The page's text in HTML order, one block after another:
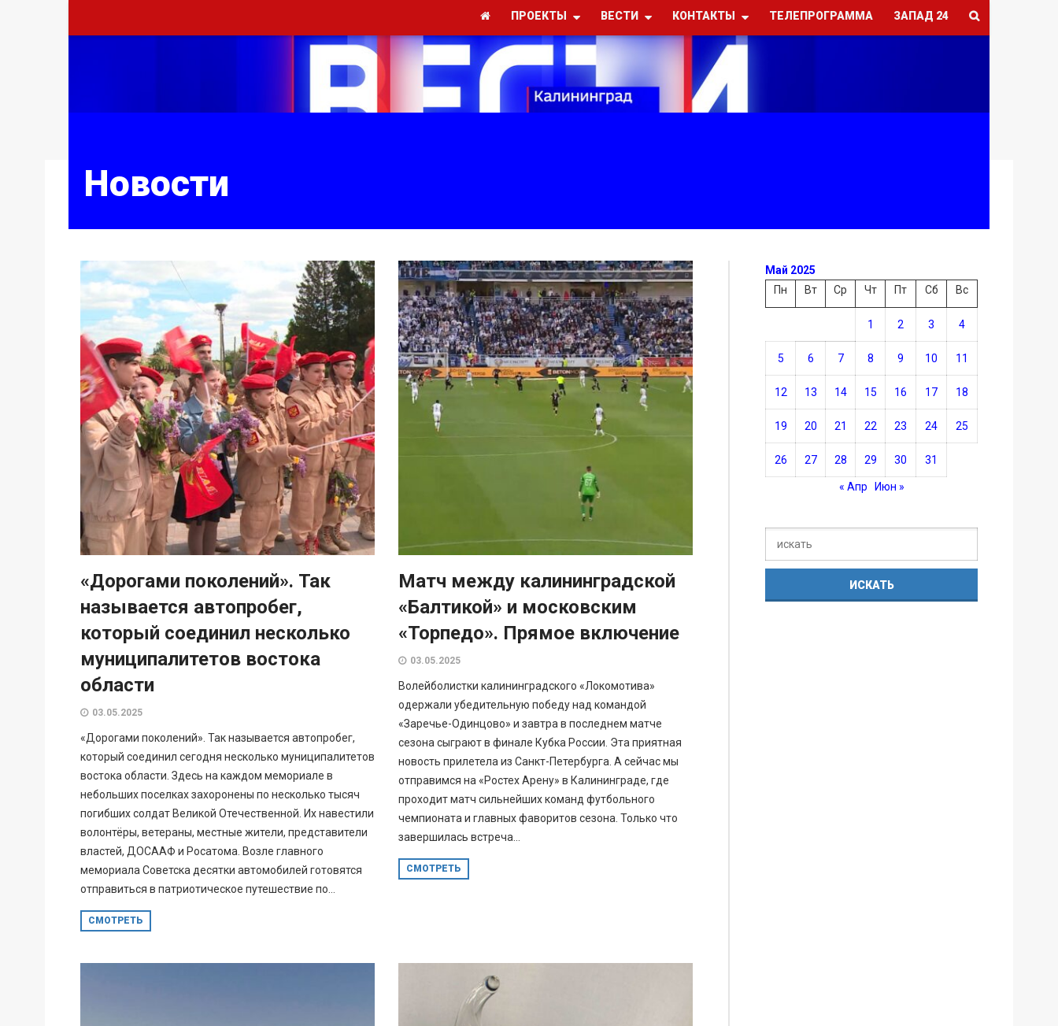
ПРОЕКТЫ ВЕСТИ КОНТАКТЫ ТЕЛЕПРОГРАММА ЗАПАД 24
Новости
«Дорогами поколений». Так
называется автопробег,
который соединил несколько
муниципалитетов востока
области
03.05.2025
«Дорогами поколений». Так называется автопробег,
который соединил сегодня несколько муниципалитетов
востока области. Здесь на каждом мемориале в
небольших поселках захоронены по несколько тысяч
погибших солдат Великой Отечественной. Их навестили
волонтёры, ветераны, местные жители, представители
властей, ДОСААФ и Росатома. Возле главного
мемориала Советска десятки автомобилей готовятся
отправиться в патриотическое путешествие по...
СМОТРЕТЬ
Матч между калининградской
«Балтикой» и московским
«Торпедо». Прямое включение
03.05.2025
Волейболистки калининградского «Локомотива»
одержали убедительную победу над командой
«Заречье-Одинцово» и завтра в последнем матче
сезона сыграют в финале Кубка России. Эта приятная
новость прилетела из Санкт-Петербурга. А сейчас мы
отправимся на «Ростех Арену» в Калининграде, где
проходит матч сильнейших команд футбольного
чемпионата и главных фаворитов сезона. Только что
завершилась встреча...
СМОТРЕТЬ
Май 2025
Пн
Вт Ср Чт Пт Сб Вс
1 2 3 4
5 6 7 8 9 10 11
12 13 14 15 16 17 18
19 20 21 22 23 24 25
26 27 28 29 30 31
« Апр Июн »